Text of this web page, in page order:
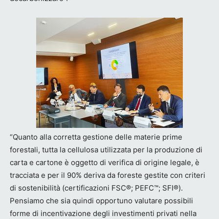
“Quanto alla corretta gestione delle materie prime
forestali, tutta la cellulosa utilizzata per la produzione di
carta e cartone è oggetto di verifica di origine legale, è
tracciata e per il 90% deriva da foreste gestite con criteri
di sostenibilità (certificazioni FSC®; PEFC™; SFI®).
Pensiamo che sia quindi opportuno valutare possibili
forme di incentivazione degli investimenti privati nella